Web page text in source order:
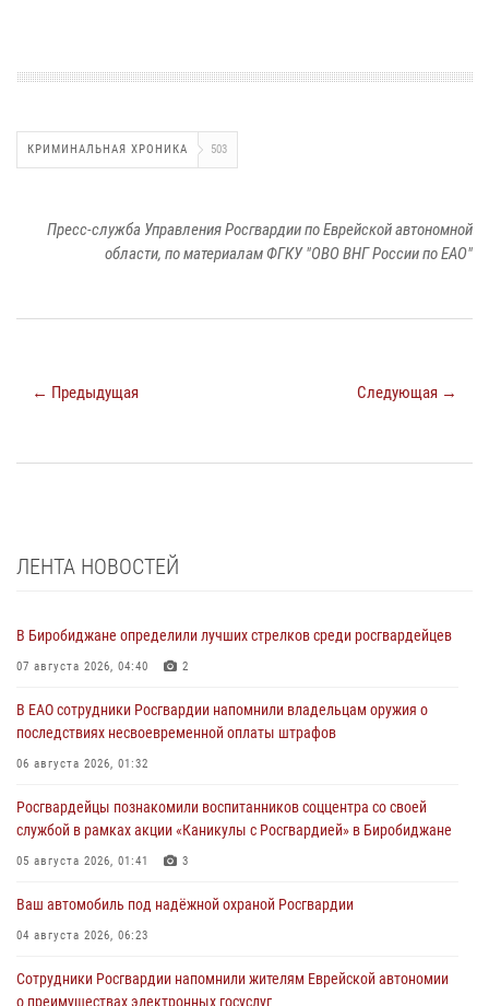
КРИМИНАЛЬНАЯ ХРОНИКА 503
Пресс-служба Управления Росгвардии по Еврейской автономной
области, по материалам ФГКУ "ОВО ВНГ России по ЕАО"
← Предыдущая Следующая →
ЛЕНТА НОВОСТЕЙ
В Биробиджане определили лучших стрелков среди росгвардейцев
07 августа 2026, 04:40 2
В ЕАО сотрудники Росгвардии напомнили владельцам оружия о
последствиях несвоевременной оплаты штрафов
06 августа 2026, 01:32
Росгвардейцы познакомили воспитанников соццентра со своей
службой в рамках акции «Каникулы с Росгвардией» в Биробиджане
05 августа 2026, 01:41 3
Ваш автомобиль под надёжной охраной Росгвардии
04 августа 2026, 06:23
Сотрудники Росгвардии напомнили жителям Еврейской автономии
о преимуществах электронных госуслуг